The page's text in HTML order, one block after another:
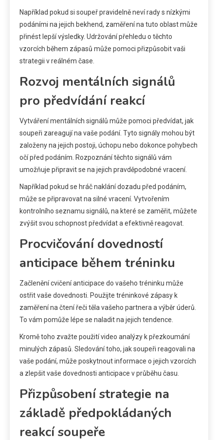
Například pokud si soupeř pravidelně neví rady s nízkými
podáními na jejich bekhend, zaměření na tuto oblast může
přinést lepší výsledky. Udržování přehledu o těchto
vzorcích během zápasů může pomoci přizpůsobit vaši
strategii v reálném čase.
Rozvoj mentálních signálů
pro předvídání reakcí
Vytváření mentálních signálů může pomoci předvídat, jak
soupeři zareagují na vaše podání. Tyto signály mohou být
založeny na jejich postoji, úchopu nebo dokonce pohybech
očí před podáním. Rozpoznání těchto signálů vám
umožňuje připravit se na jejich pravděpodobné vracení.
Například pokud se hráč naklání dozadu před podáním,
může se připravovat na silné vracení. Vytvořením
kontrolního seznamu signálů, na které se zaměřit, můžete
zvýšit svou schopnost předvídat a efektivně reagovat.
Procvičování dovedností
anticipace během tréninku
Začlenění cvičení anticipace do vašeho tréninku může
ostřit vaše dovednosti. Použijte tréninkové zápasy k
zaměření na čtení řeči těla vašeho partnera a výběr úderů.
To vám pomůže lépe se naladit na jejich tendence.
Kromě toho zvažte použití video analýzy k přezkoumání
minulých zápasů. Sledování toho, jak soupeři reagovali na
vaše podání, může poskytnout informace o jejich vzorcích
a zlepšit vaše dovednosti anticipace v průběhu času.
Přizpůsobení strategie na
základě předpokládaných
reakcí soupeře